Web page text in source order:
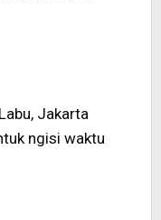
Jakarta
ngisi waktu